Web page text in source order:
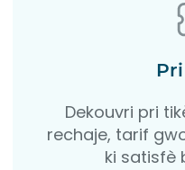
Dekouvri pri
rechaje, tarif
ki satisfè